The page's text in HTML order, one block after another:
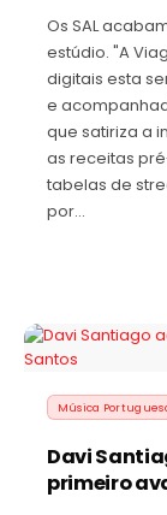
Os SAL
estúdio. "A
digitais esta
e
que satiriza a
as receitas
tabelas de
por…
Música
Davi
primeiro